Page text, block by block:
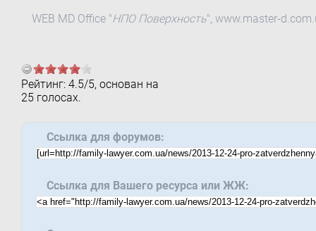
WEB MD Office "НПО Поверхность", www.master-
Рейтинг: 4.5/5, основан на
25голосах.
Ссылка для форумов:
Ссылка для Вашего ресурса или ЖЖ: